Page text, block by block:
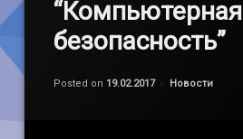
“Компьютерная
безопасность”
Posted on 19.02.2017
Обновлено на
by
Категории:
Новости